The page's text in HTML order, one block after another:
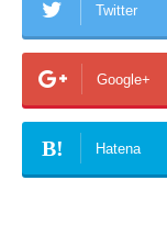
Twitter
Google+
B! Hatena